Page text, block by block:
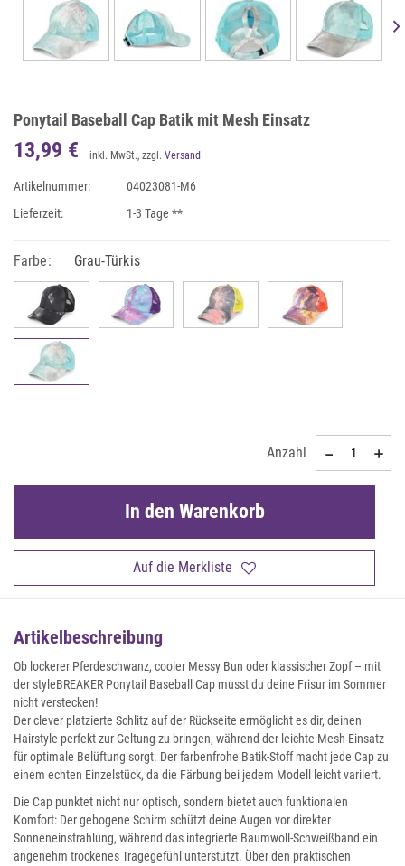
Ponytail Baseball Cap Batik mit Mesh Einsatz
13,99 € inkl. MwSt., zzgl. Versand
Artikelnummer:
04023081-M6
Lieferzeit:
1-3 Tage **
Farbe: Grau-Türkis
Anzahl
Auf die Merkliste
In den Warenkorb
Artikelbeschreibung
Ob lockerer Pferdeschwanz, cooler Messy Bun oder klassischer Zopf – mit
der styleBREAKER Ponytail Baseball Cap musst du deine Frisur im Sommer
nicht verstecken!
Der clever platzierte Schlitz auf der Rückseite ermöglicht es dir, deinen
Hairstyle perfekt zur Geltung zu bringen, während der leichte Mesh-Einsatz
für optimale Belüftung sorgt. Der farbenfrohe Batik-Stoff macht jede Cap zu
einem echten Einzelstück, da die Färbung bei jedem Modell leicht variiert.
Die Cap punktet nicht nur optisch, sondern bietet auch funktionalen
Komfort: Der gebogene Schirm schützt deine Augen vor direkter
Sonneneinstrahlung, während das integrierte Baumwoll-Schweißband ein
angenehm trockenes Tragegefühl unterstützt. Über den praktischen